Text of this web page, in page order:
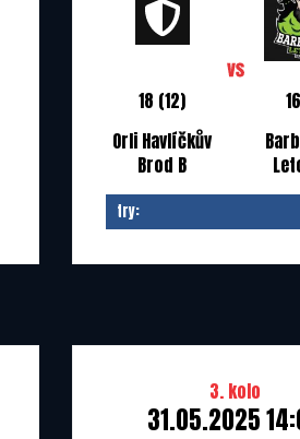
18 (12)
Orli Havlíčkův
Brod B
try:
3. kolo
31.05.2025